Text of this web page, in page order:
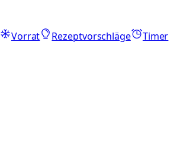
Vorrat Rezeptvorschläge
Timer